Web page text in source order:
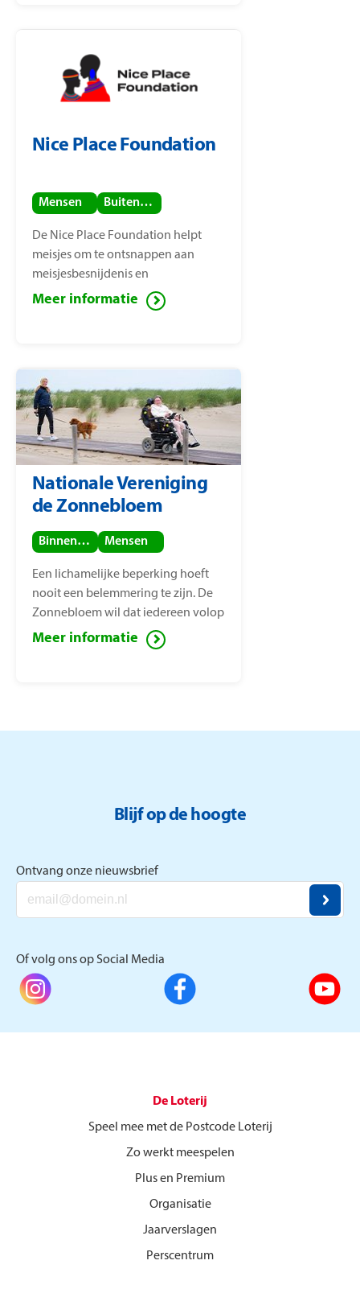
Nice Place Foundation
Mensen Buitenland
De Nice Place Foundation helpt
meisjes om te ontsnappen aan
meisjesbesnijdenis en
kindhuwelijken. De stichting is
Meer informatie
Nationale Vereniging
de Zonnebloem
Binnenland Mensen
Een lichamelijke beperking hoeft
nooit een belemmering te zijn. De
Zonnebloem wil dat iedereen volop
van het leven kan genieten, ook
mensen met een lichamelijke
Meer informatie
Blijf op de hoogte
Ontvang onze nieuwsbrief
Of volg ons op Social Media
De Loterij
Speel mee met de Postcode Loterij
Zo werkt meespelen
Plus en Premium
Organisatie
Jaarverslagen
Perscentrum